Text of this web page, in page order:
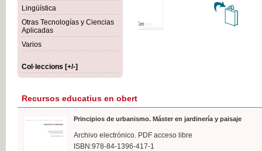
Lingüística
Otras Tecnologías y Ciencias
Aplicadas
Varios
Col·leccions [+/-]
Recursos educatius en obert
Principios de urbanismo. Máster en jardinería y paisaje
Archivo electrónico. PDF acceso libre
ISBN:978-84-1396-417-1